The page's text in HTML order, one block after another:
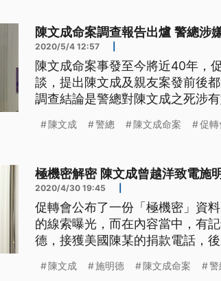
陳文成命案調查報告出爐 警總涉
2020/5/4 12:57
陳文成命案事發至今將近40年，
談，提出陳文成及親友案發前後
調查結論是警總對陳文成之死涉
會經過這兩年解密檔案與訪談成
陳文成 警總 陳文成命案 促轉
極機密解密 陳文成曾越洋致電施
2020/4/30 19:45
促轉會公布了一份「極機密」資
的線索曝光，而在內容當中，有
德，接獲美國陳某的捐款電話，
任委員尤伯祥說：「這個資料叫
陳文成 施明德 陳文成命案 警